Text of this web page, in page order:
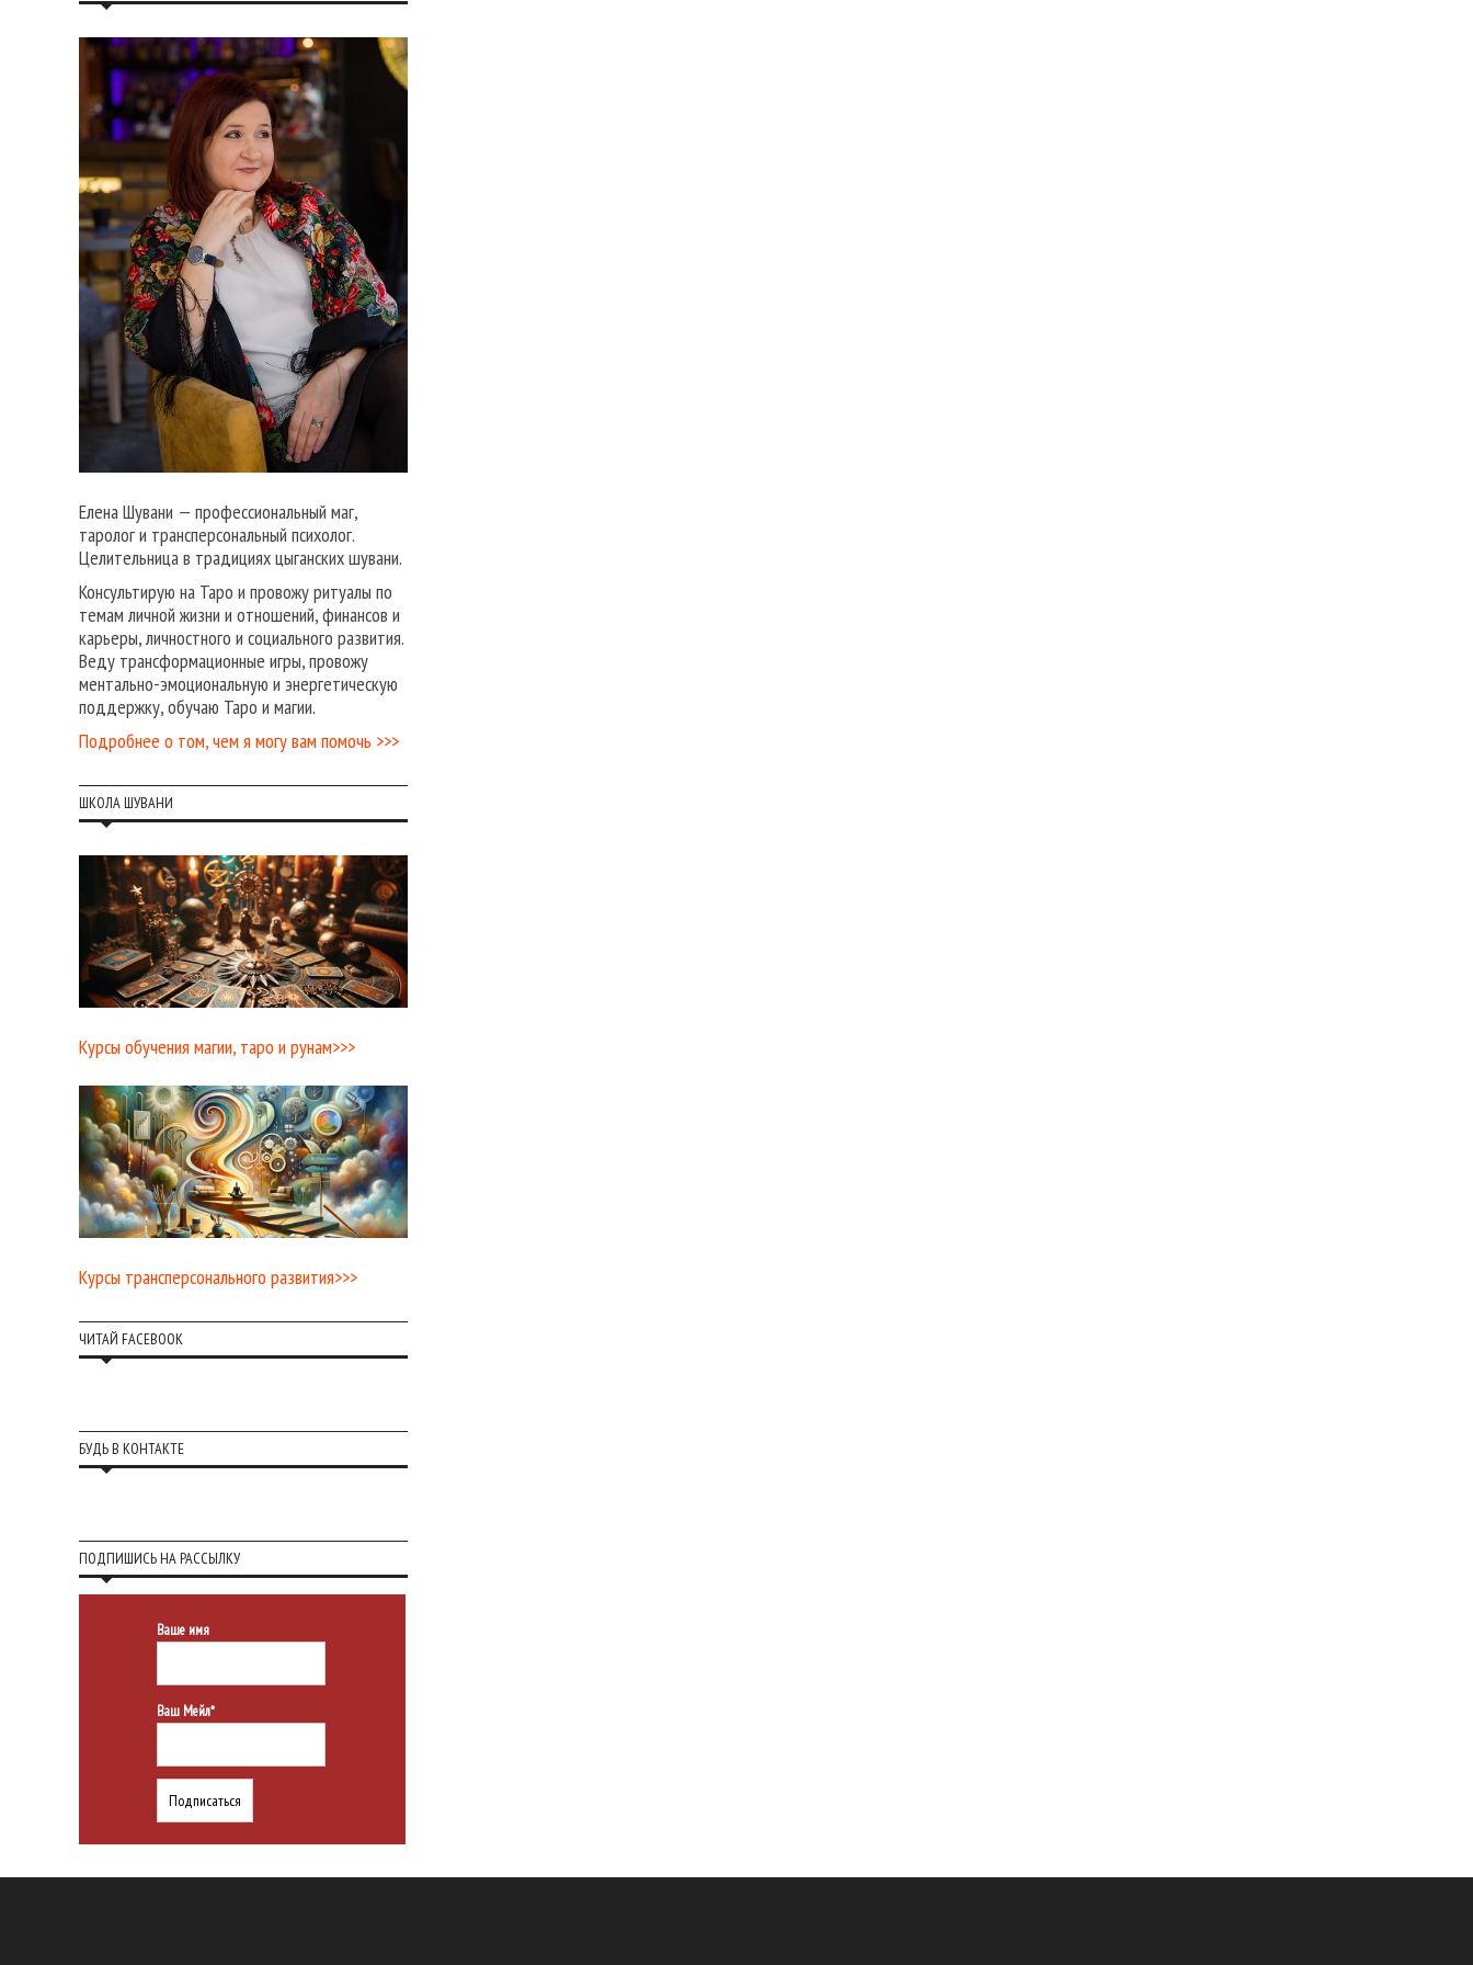
Елена Шувани — профессиональный маг,
таролог и трансперсональный психолог.
Целительница в традициях цыганских шувани.
Консультирую на Таро и провожу ритуалы по
темам личной жизни и отношений, финансов и
карьеры, личностного и социального развития.
Веду трансформационные игры, провожу
ментально-эмоциональную и энергетическую
поддержку, обучаю Таро и магии.
Подробнее о том, чем я могу вам помочь >>>
ШКОЛА ШУВАНИ
Курсы обучения магии, таро и рунам>>>
Курсы трансперсонального развития>>>
ЧИТАЙ FACEBOOK
БУДЬ В КОНТАКТЕ
ПОДПИШИСЬ НА РАССЫЛКУ
Ваше имя
Ваш Мейл*